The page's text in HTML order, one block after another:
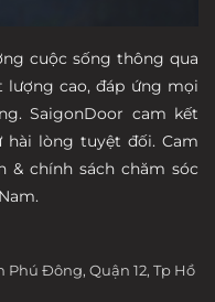
cuộc sống thông qua
lượng cao, đáp ứng mọi
SaigonDoor cam kết
hài lòng tuyệt đối. Cam
& chính sách chăm sóc
Phú Đông, Quận 12, Tp Hồ